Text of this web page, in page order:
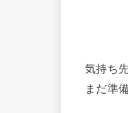
気持ち
まだ準